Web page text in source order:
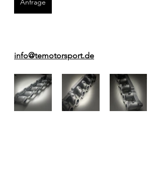
Anfrage
info@temotorsport.de